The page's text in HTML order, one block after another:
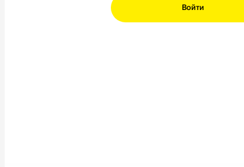
Войти